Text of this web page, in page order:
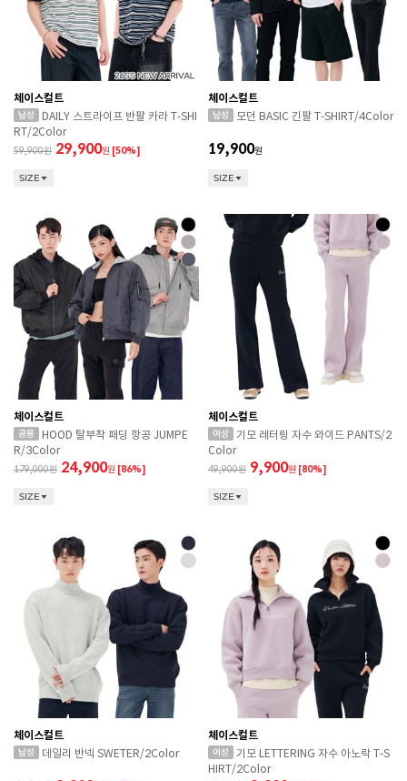
체이스컬트
DAILY 스트라이프 반팔 카라 T-SHI
RT/2Color
59,900 29,900원 [50%]
SIZE
체이스컬트
모던 BASIC 긴팔 T-SHIRT/4Color
19,900원
SIZE
체이스컬트
HOOD 탈부착 패딩 항공 JUMPE
R/3Color
179,000 24,900원 [86%]
SIZE
체이스컬트
기모 레터링 자수 와이드 PANTS/2
Color
49,900 9,900원 [80%]
SIZE
체이스컬트
데일리 반넥 SWETER/2Color
체이스컬트
기모 LETTERING 자수 아노락 T-S
HIRT/2Color